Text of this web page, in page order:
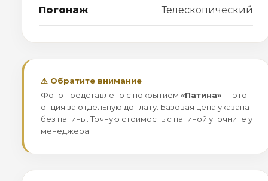
Погонаж Телескопический
⚠ Обратите внимание
Фото представлено с покрытием «Патина»— это
опция за отдельную доплату. Базовая цена указана
без патины. Точную стоимость с патиной уточните у
менеджера.